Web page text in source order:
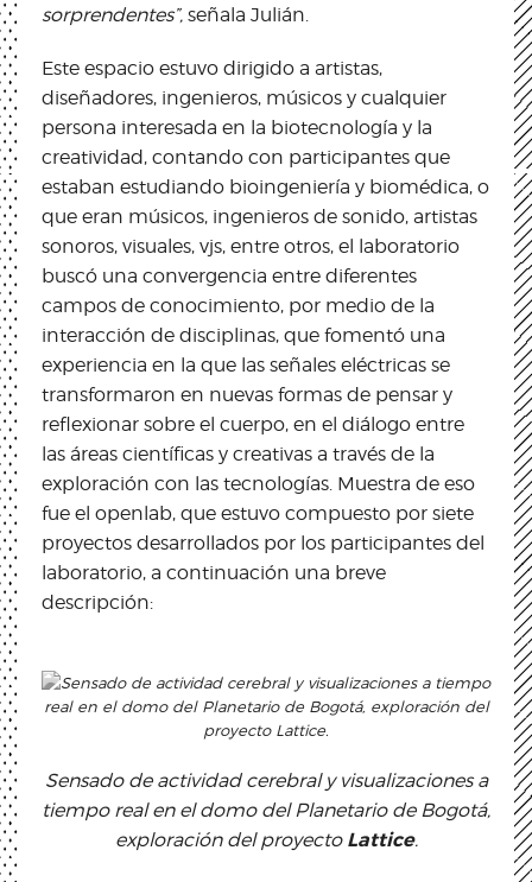
sorprendentes”, señala Julián.
Este espacio estuvo dirigido a artistas,
diseñadores, ingenieros, músicos y cualquier
persona interesada en la biotecnología y la
creatividad, contando con participantes que
estaban estudiando bioingeniería y biomédica, o
que eran músicos, ingenieros de sonido, artistas
sonoros, visuales, vjs, entre otros, el laboratorio
buscó una convergencia entre diferentes
campos de conocimiento, por medio de la
interacción de disciplinas, que fomentó una
experiencia en la que las señales eléctricas se
transformaron en nuevas formas de pensar y
reflexionar sobre el cuerpo, en el diálogo entre
las áreas científicas y creativas a través de la
exploración con las tecnologías. Muestra de eso
fue el openlab, que estuvo compuesto por siete
proyectos desarrollados por los participantes del
laboratorio, a continuación una breve
descripción:
Sensado de actividad cerebral y visualizaciones a
tiempo real en el domo del Planetario de Bogotá,
exploración del proyecto Lattice.